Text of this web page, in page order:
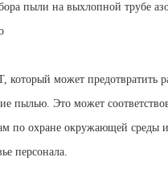
пыли на выхлопной трубе
может предотвратить
пылью. Это может
по охране окружающей среды и
персонала.